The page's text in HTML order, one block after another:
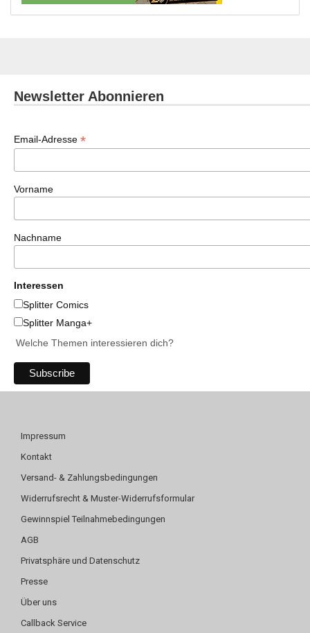
Newsletter Abonnieren
Email-Adresse *
Vorname
Nachname
Interessen
Splitter Comics
Splitter Manga+
Welche Themen interessieren dich?
Impressum
Kontakt
Versand- & Zahlungsbedingungen
Widerrufsrecht & Muster-Widerrufsformular
Gewinnspiel Teilnahmebedingungen
AGB
Privatsphäre und Datenschutz
Presse
Über uns
Callback Service